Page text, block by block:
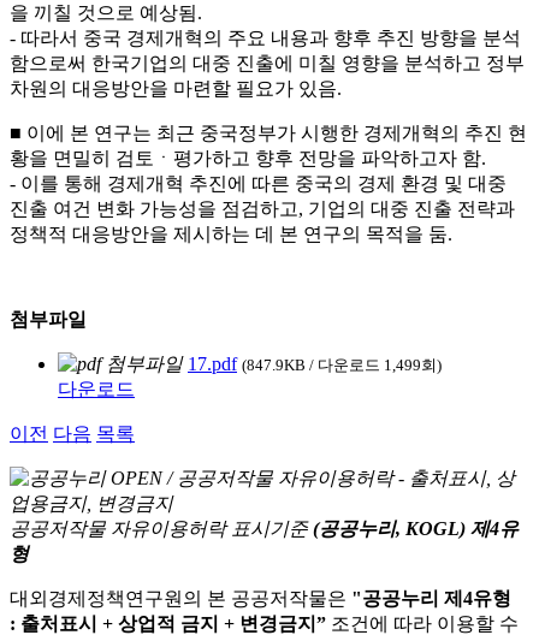
을 끼칠 것으로 예상됨.
- 따라서 중국 경제개혁의 주요 내용과 향후 추진 방향을 분석
함으로써 한국기업의 대중 진출에 미칠 영향을 분석하고 정부
차원의 대응방안을 마련할 필요가 있음.
■ 이에 본 연구는 최근 중국정부가 시행한 경제개혁의 추진 현
황을 면밀히 검토ㆍ평가하고 향후 전망을 파악하고자 함.
- 이를 통해 경제개혁 추진에 따른 중국의 경제 환경 및 대중
진출 여건 변화 가능성을 점검하고, 기업의 대중 진출 전략과
정책적 대응방안을 제시하는 데 본 연구의 목적을 둠.
첨부파일
17.pdf (847.9KB / 다운로드 1,499회)
다운로드
이전 다음 목록
공공저작물 자유이용허락 표시기준 (공공누리, KOGL) 제4유
형
대외경제정책연구원의 본 공공저작물은 "공공누리 제4유형
: 출처표시 + 상업적 금지 + 변경금지” 조건에 따라 이용할 수